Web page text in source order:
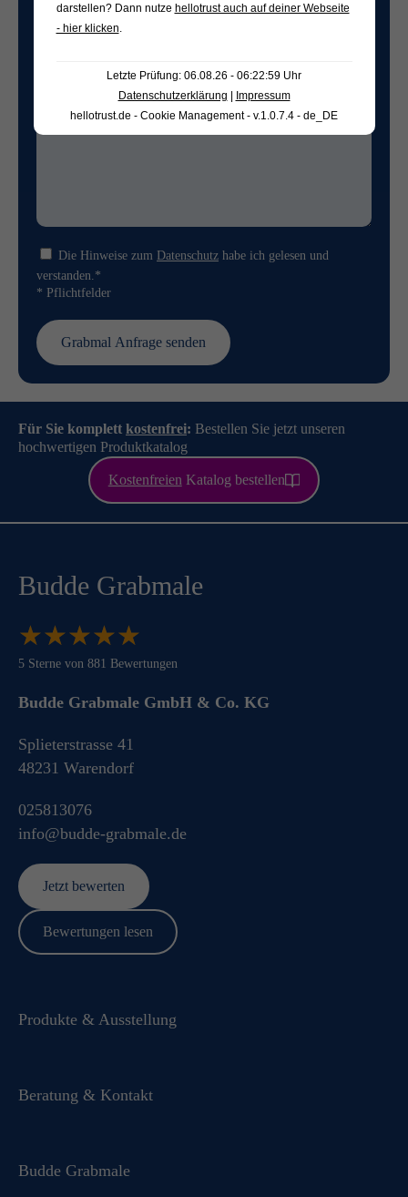
Freifeld für evtl. Anmerkungen
Die Hinweise zum Datenschutz habe ich gelesen und
verstanden.*
* Pflichtfelder
Für Sie komplett kostenfrei: Bestellen Sie jetzt unseren
hochwertigen Produktkatalog
KostenfreienKatalog bestellen
Budde Grabmale
★★★★★
★★★★★
5 Sterne von 881 Bewertungen
Budde Grabmale GmbH & Co. KG
info@budde-grabmale.de
025813076
Splieterstrasse 41
48231 Warendorf
Jetzt bewerten
Bewertungen lesen
Produkte & Ausstellung
Beratung & Kontakt
Budde Grabmale
darstellen? Dann nutze hellotrust auch auf deiner Webseite
- hier klicken
Letzte Prüfung: 06.08.26 - 06:22:59 Uhr
Datenschutzerklärung | Impressum
hellotrust.de - Cookie Management - v.1.0.7.4 - de_DE